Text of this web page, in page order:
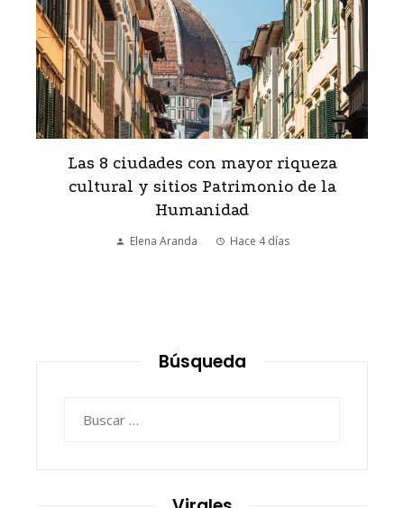
Los 10 monumentos que todo viajero
debe conocer
Megan Hart Hace 1 semana
Búsqueda